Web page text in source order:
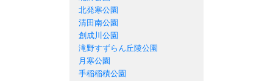
北発寒公園
清田南公園
創成川公園
滝野すずらん丘陵公園
月寒公園
手稲稲積公園